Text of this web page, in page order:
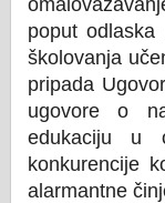
poput
školovanja
pripada
ugovore o
edukaciju u
konkurencije
alarmantne